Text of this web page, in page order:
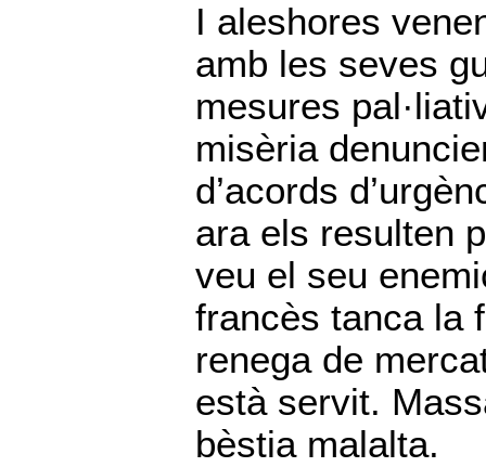
I aleshores
amb les seves
mesures
misèria
d’acords
ara els resulten
veu el seu
francès tanca la
renega de
està servit.
bèstia malalta.